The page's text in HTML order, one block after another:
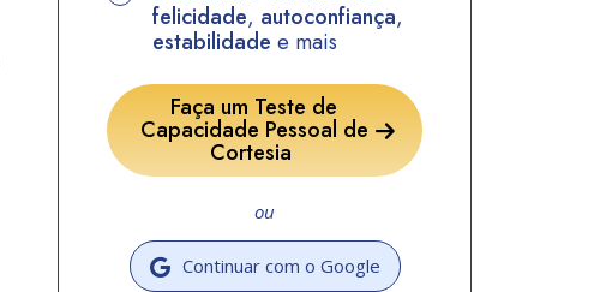
felicidade, autoconfiança,
estabilidade e mais
Faça um Teste de
Capacidade Pessoal de
Cortesia
ou
Continuar com o Google